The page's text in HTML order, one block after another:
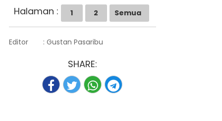
Halaman : 1 2 Semua
Editor : Gustan Pasaribu
SHARE: